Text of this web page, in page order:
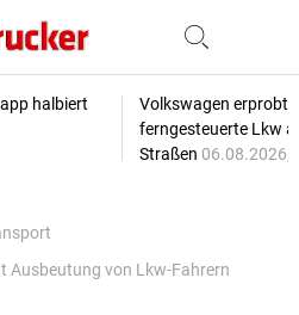
halbiert
Volkswagen erprobt
ferngesteuerte Lkw
Straßen 06.08.2026,
Ausbeutung von Lkw-Fahrern